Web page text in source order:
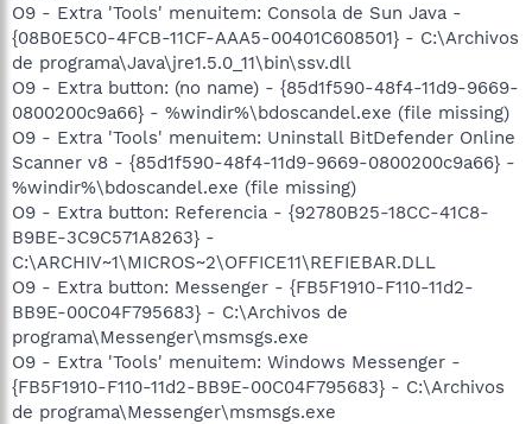
O9 - Extra 'Tools' menuitem: Consola de Sun Java -
{08B0E5C0-4FCB-11CF-AAA5-00401C608501} - C:\Archivos
de programa\Java\jre1.5.0_11\bin\ssv.dll
O9 - Extra button: (no name) - {85d1f590-48f4-11d9-9669-
0800200c9a66} - %windir%\bdoscandel.exe (file missing)
O9 - Extra 'Tools' menuitem: Uninstall BitDefender Online
Scanner v8 - {85d1f590-48f4-11d9-9669-0800200c9a66} -
%windir%\bdoscandel.exe (file missing)
O9 - Extra button: Referencia - {92780B25-18CC-41C8-
B9BE-3C9C571A8263} -
C:\ARCHIV~1\MICROS~2\OFFICE11\REFIEBAR.DLL
O9 - Extra button: Messenger - {FB5F1910-F110-11d2-
BB9E-00C04F795683} - C:\Archivos de
programa\Messenger\msmsgs.exe
O9 - Extra 'Tools' menuitem: Windows Messenger -
{FB5F1910-F110-11d2-BB9E-00C04F795683} - C:\Archivos
de programa\Messenger\msmsgs.exe